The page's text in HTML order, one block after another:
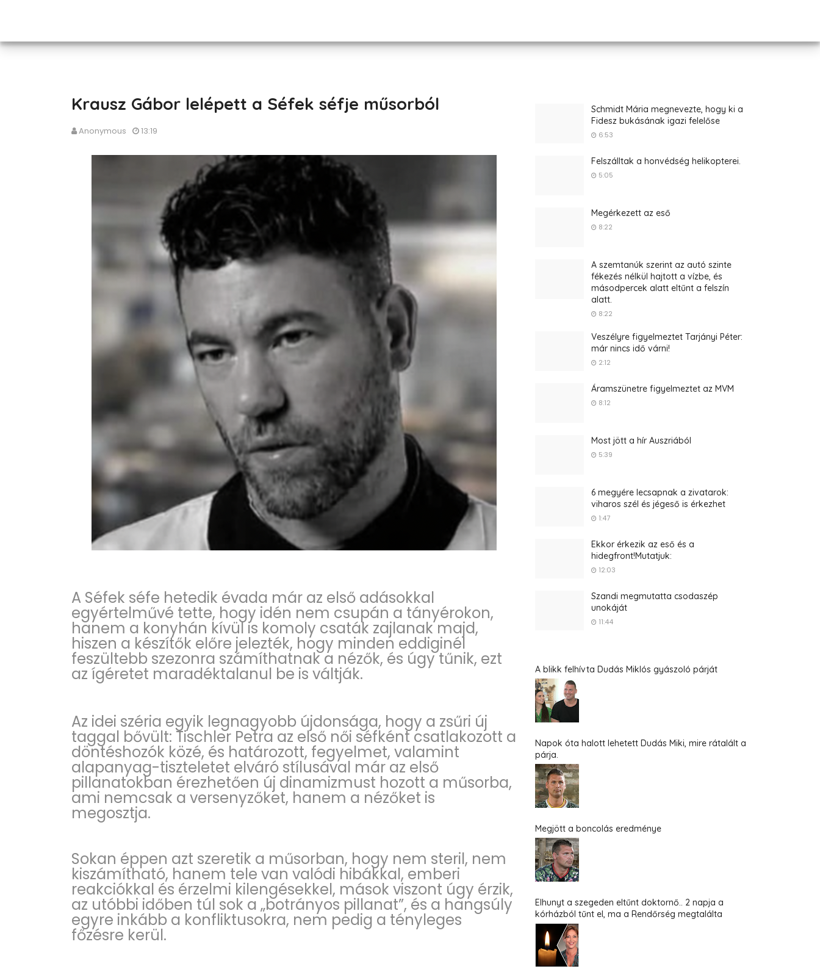
Krausz Gábor lelépett a Séfek séfje műsorból
Anonymous 13:19
A Séfek séfe hetedik évada már az első adásokkal
egyértelművé tette, hogy idén nem csupán a tányérokon,
hanem a konyhán kívül is komoly csaták zajlanak majd,
hiszen a készítők előre jelezték, hogy minden eddiginél
feszültebb szezonra számíthatnak a nézők, és úgy tűnik, ezt
az ígéretet maradéktalanul be is váltják.
Az idei széria egyik legnagyobb újdonsága, hogy a zsűri új
taggal bővült: Tischler Petra az első női séfként csatlakozott a
döntéshozók közé, és határozott, fegyelmet, valamint
alapanyag-tiszteletet elváró stílusával már az első
pillanatokban érezhetően új dinamizmust hozott a műsorba,
ami nemcsak a versenyzőket, hanem a nézőket is
megosztja.
Sokan éppen azt szeretik a műsorban, hogy nem steril, nem
kiszámítható, hanem tele van valódi hibákkal, emberi
reakciókkal és érzelmi kilengésekkel, mások viszont úgy érzik,
az utóbbi időben túl sok a „botrányos pillanat”, és a hangsúly
egyre inkább a konfliktusokra, nem pedig a tényleges
főzésre kerül.
Schmidt Mária megnevezte, hogy ki a
Fidesz bukásának igazi felelőse
6:53
Felszálltak a honvédség helikopterei.
5:05
Megérkezett az eső
8:22
A szemtanúk szerint az autó szinte
fékezés nélkül hajtott a vízbe, és
másodpercek alatt eltűnt a felszín
alatt.
8:22
Veszélyre figyelmeztet Tarjányi Péter:
már nincs idő várni!
2:12
Áramszünetre figyelmeztet az MVM
8:12
Most jött a hír Auszriából
5:39
6 megyére lecsapnak a zivatarok:
viharos szél és jégeső is érkezhet
1:47
Ekkor érkezik az eső és a
hidegfront!Mutatjuk:
12:03
Szandi megmutatta csodaszép
unokáját
11:44
A blikk felhívta Dudás Miklós gyászoló párját
Napok óta halott lehetett Dudás Miki, mire rátalált a
párja.
Megjött a boncolás eredménye
Elhunyt a szegeden eltűnt doktornő.. 2 napja a
kórházból tűnt el, ma a Rendőrség megtalálta